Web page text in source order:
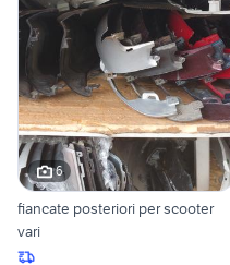
6
fiancate posteriori per scooter
vari